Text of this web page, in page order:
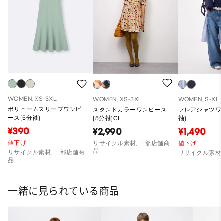
WOMEN, XS-3XL
ボリュームスリーブワンピ
ース(5分袖)
¥390
値下げ
リサイクル素材, 一部店舗商
品
WOMEN, XS-3XL
スタンドカラーワンピース
(5分袖)CL
¥2,990
リサイクル素材, 一部店舗商
品
WOMEN, S-XL
フレアシャツ
袖)
¥1,490
値下げ
リサイクル素材
一緒に見られている商品